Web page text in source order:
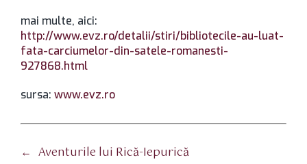
mai multe, aici:
http://www.evz.ro/detalii/stiri/bibliotecile-au-luat-
fata-carciumelor-din-satele-romanesti-
927868.html
sursa: www.evz.ro
← Aventurile lui Rică-Iepurică